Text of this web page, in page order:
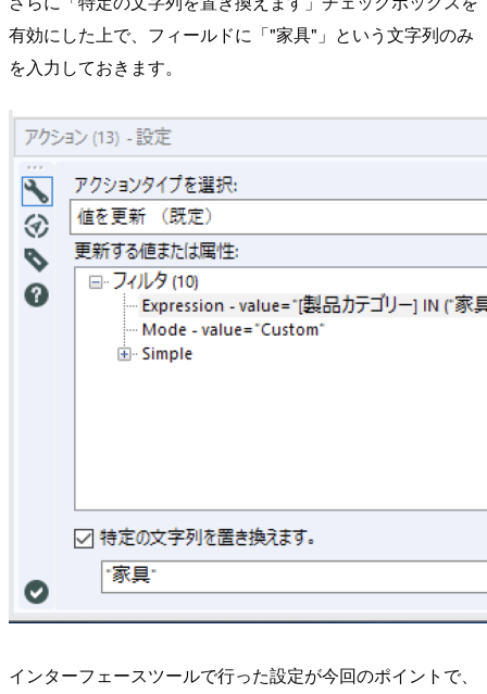
有効にした上で、フィールドに「"家具"」という文字列のみ
を入力しておきます。
インターフェースツールで行った設定が今回のポイントで、